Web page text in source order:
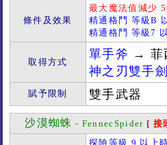
條件及效果
最大魔法值減少
精通格鬥 等級B
精通格鬥 等級7
取得方式
單手斧 → 菲
神之刃雙手
賦予限制 雙手武器
沙漠蜘蛛 - FennecSpider [
探險等級 9 以上